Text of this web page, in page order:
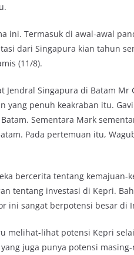
ini. Termasuk di awal-awal
dari Singapura kian tahun
(11/8).
Singapura di Batam Mr
yang penuh keakraban itu.
Sementara Mark
Pada pertemuan itu,
bercerita tentang kemajuan-
tentang investasi di Kepri.
ini sangat berpotensi besar di
melihat-lihat potensi Kepri
juga punya potensi